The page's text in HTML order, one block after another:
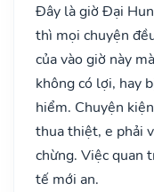
Đây là giờ Đại
thì mọi chuyện
của vào giờ này
không có lợi, hay
hiểm. Chuyện
thua thiệt, e phải
chừng. Việc quan
tế mới an.